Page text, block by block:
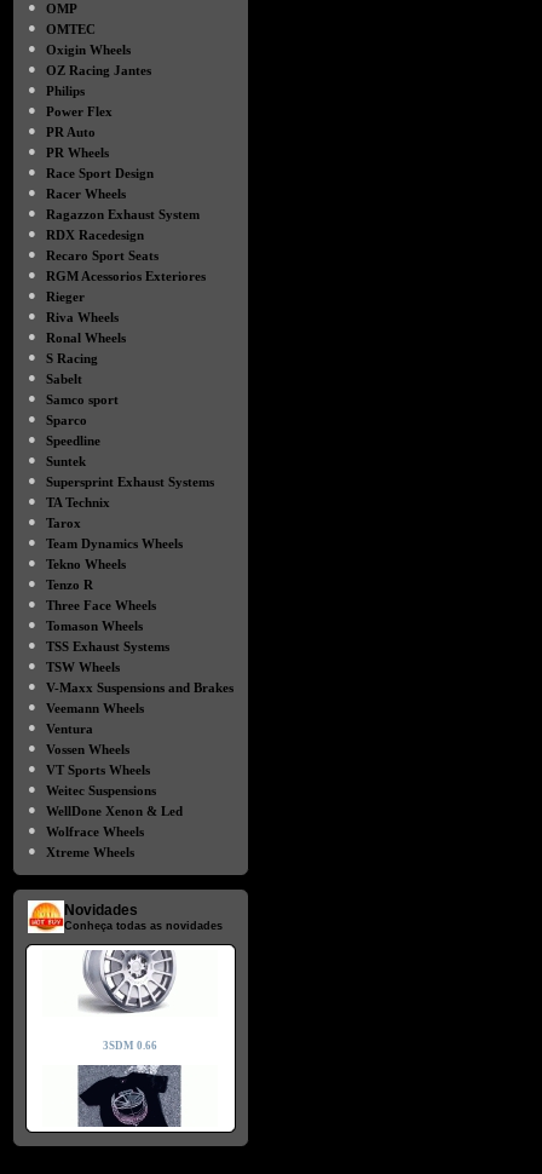
●
OMP
●
OMTEC
●
Oxigin Wheels
●
OZ Racing Jantes
●
Philips
●
Power Flex
●
PR Auto
●
PR Wheels
●
Race Sport Design
●
Racer Wheels
●
Ragazzon Exhaust System
●
RDX Racedesign
●
Recaro Sport Seats
●
RGM Acessorios Exteriores
●
Rieger
●
Riva Wheels
●
Ronal Wheels
●
S Racing
●
Sabelt
●
Samco sport
●
Sparco
●
Speedline
●
Suntek
●
Supersprint Exhaust Systems
●
TA Technix
●
Tarox
●
Team Dynamics Wheels
●
Tekno Wheels
●
Tenzo R
●
Three Face Wheels
●
Tomason Wheels
●
TSS Exhaust Systems
●
TSW Wheels
●
V-Maxx Suspensions and Brakes
●
Veemann Wheels
●
Ventura
●
Vossen Wheels
●
VT Sports Wheels
●
Weitec Suspensions
●
WellDone Xenon & Led
●
Wolfrace Wheels
●
Xtreme Wheels
Novidades
Conheça todas as novidades